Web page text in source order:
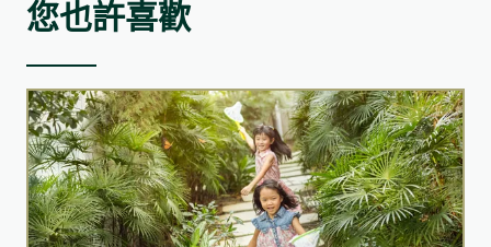
您也許喜歡